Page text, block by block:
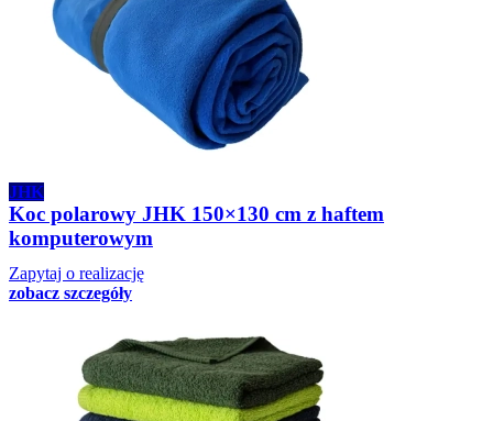
JHK
Koc polarowy JHK 150×130 cm z haftem
komputerowym
Zapytaj o realizację
zobacz szczegóły